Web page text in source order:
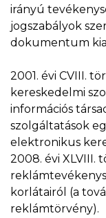
irányú
jogszabályok
dokumentum
2001. évi CVIII.
kereskedelmi
információs
szolgáltatások
elektronikus
2008. évi XLVIII.
korlátairól (a
reklámtörvény).